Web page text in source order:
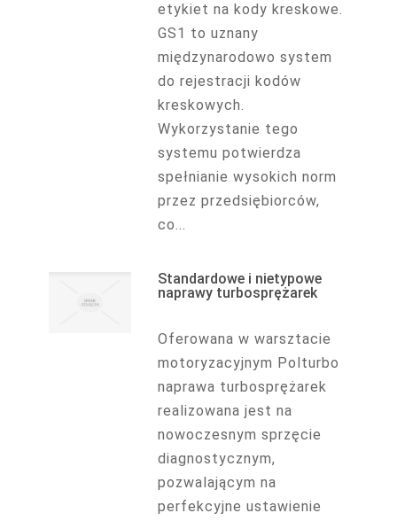
etykiet na kody kreskowe.
GS1 to uznany
międzynarodowo system
do rejestracji kodów
kreskowych.
Wykorzystanie tego
systemu potwierdza
spełnianie wysokich norm
przez przedsiębiorców,
co...
Standardowe i nietypowe
naprawy turbosprężarek
Oferowana w warsztacie
motoryzacyjnym Polturbo
naprawa turbosprężarek
realizowana jest na
nowoczesnym sprzęcie
diagnostycznym,
pozwalającym na
perfekcyjne ustawienie